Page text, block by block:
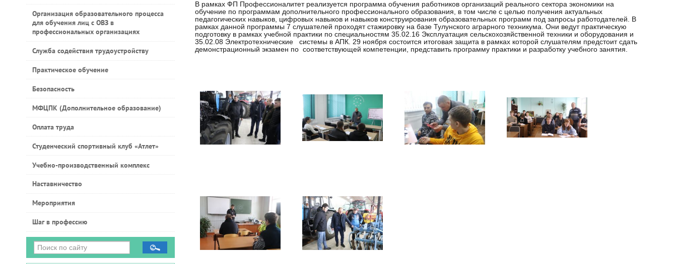
Организация образовательного процесса
для обучения лиц с ОВЗ в
профессиональных организациях
Служба содействия трудоустройству
Практическое обучение
Безопасность
МФЦПК (Дополнительное образование)
Оплата труда
Студенческий спортивный клуб «Атлет»
Учебно-производственный комплекс
Наставничество
Мероприятия
Шаг в профессию
В рамках ФП Профессионалитет реализуется программа обучения работников организаций реального сектора экономики на
обучение по программам дополнительного профессионального образования, в том числе с целью получения актуальных
педагогических навыков, цифровых навыков и навыков конструирования образовательных программ под запросы работодателей. В
рамках данной программы 7 слушателей проходят стажировку на базе Тулунского аграрного техникума. Они ведут практическую
подготовку в рамках учебной практики по специальностям 35.02.16 Эксплуатация сельскохозяйственной техники и оборудования и
35.02.08 Электротехнические системы в АПК. 29 ноября состоится итоговая защита в рамках которой слушателям предстоит сдать
демонстрационный экзамен по соответствующей компетенции, представить программу практики и разработку учебного занятия.